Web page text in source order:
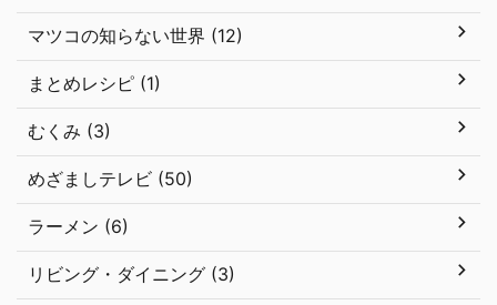
マツコの知らない世界 (12)
まとめレシピ (1)
むくみ (3)
めざましテレビ (50)
ラーメン (6)
リビング・ダイニング (3)